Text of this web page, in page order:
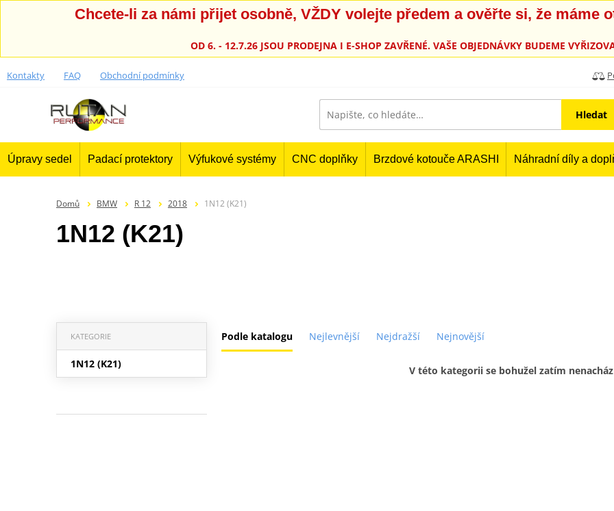
Chcete-li za námi přijet osobně, VŽDY volejte předem a ověřte si, že máme
OD 6. - 12.7.26 JSOU PRODEJNA I E-SHOP ZAVŘENÉ. VAŠE OBJEDNÁVKY BUDEME
Kontakty FAQ Obchodní podmínky
Hledat
Úpravy sedel Padací protektory Výfukové systémy CNC doplňky Brzdové kotouče ARASHI Náhradní díly a
Domů BMW R 12 2018 1N12 (K21)
1N12 (K21)
Podle katalogu Nejlevnější Nejdražší Nejnovější
KATEGORIE
1N12 (K21)
V této kategorii se bohužel zatím